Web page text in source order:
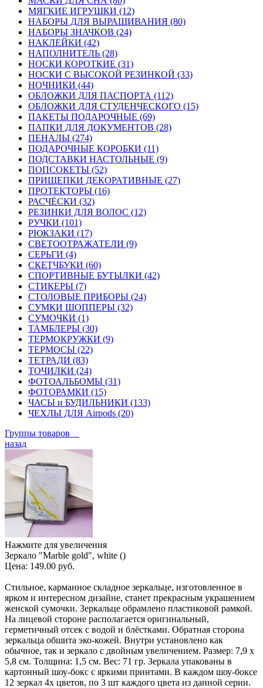
МЯГКИЕ ИГРУШКИ (12)
НАБОРЫ ДЛЯ ВЫРАЩИВАНИЯ (80)
НАБОРЫ ЗНАЧКОВ (24)
НАКЛЕЙКИ (42)
НАПОЛНИТЕЛЬ (28)
НОСКИ КОРОТКИЕ (31)
НОСКИ С ВЫСОКОЙ РЕЗИНКОЙ (33)
НОЧНИКИ (44)
ОБЛОЖКИ ДЛЯ ПАСПОРТА (112)
ОБЛОЖКИ ДЛЯ СТУДЕНЧЕСКОГО (15)
ПАКЕТЫ ПОДАРОЧНЫЕ (69)
ПАПКИ ДЛЯ ДОКУМЕНТОВ (28)
ПЕНАЛЫ (274)
ПОДАРОЧНЫЕ КОРОБКИ (11)
ПОДСТАВКИ НАСТОЛЬНЫЕ (9)
ПОПСОКЕТЫ (52)
ПРИЩЕПКИ ДЕКОРАТИВНЫЕ (27)
ПРОТЕКТОРЫ (16)
РАСЧЁСКИ (32)
РЕЗИНКИ ДЛЯ ВОЛОС (12)
РУЧКИ (101)
РЮКЗАКИ (17)
СВЕТООТРАЖАТЕЛИ (9)
СЕРЬГИ (4)
СКЕТЧБУКИ (60)
СПОРТИВНЫЕ БУТЫЛКИ (42)
СТИКЕРЫ (7)
СТОЛОВЫЕ ПРИБОРЫ (24)
СУМКИ ШОППЕРЫ (32)
СУМОЧКИ (1)
ТАМБЛЕРЫ (30)
ТЕРМОКРУЖКИ (9)
ТЕРМОСЫ (22)
ТЕТРАДИ (83)
ТОЧИЛКИ (24)
ФОТОАЛЬБОМЫ (31)
ФОТОРАМКИ (15)
ЧАСЫ и БУДИЛЬНИКИ (133)
ЧЕХЛЫ ДЛЯ Airpods (20)
Группы товаров
назад
Нажмите для увеличения
Зеркало "Marble gold", white ()
Цена: 149.00 руб.
Стильное, карманное складное зеркальце, изготовленное в
ярком и интересном дизайне, станет прекрасным украшением
женской сумочки. Зеркальце обрамлено пластиковой рамкой.
На лицевой стороне располагается оригинальный,
герметичный отсек с водой и блёстками. Обратная сторона
зеркальца обшита эко-кожей. Внутри установлено как
обычное, так и зеркало с двойным увеличением. Размер: 7,9 х
5,8 см. Толщина: 1,5 см. Вес: 71 гр. Зеркала упакованы в
картонный шоу-бокс с яркими принтами. В каждом шоу-боксе
12 зеркал 4х цветов, по 3 шт каждого цвета из данной серии.